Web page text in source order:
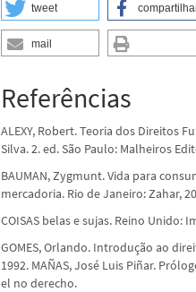
tweet
mail
Referências
ALEXY, Robert. Teoria dos Direitos
Silva. 2. ed. São Paulo: Malheiros
BAUMAN, Zygmunt. Vida para
mercadoria. Rio de Janeiro: Zahar,
COISAS belas e sujas. Reino Unido:
GOMES, Orlando. Introdução ao
1992. MAÑAS, José Luis Piñar.
el no derecho.